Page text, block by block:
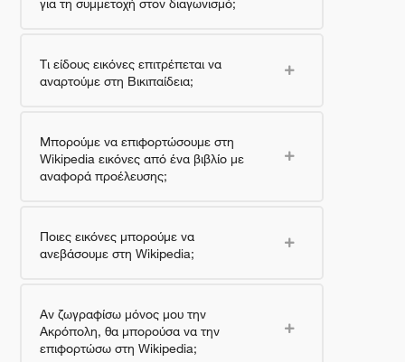
Τι είδους εικόνες επιτρέπεται να
αναρτούμε στη Βικιπαίδεια;
Μπορούμε να επιφορτώσουμε στη
Wikipedia εικόνες από ένα βιβλίο με
αναφορά προέλευσης;
Ποιες εικόνες μπορούμε να
ανεβάσουμε στη Wikipedia;
Αν ζωγραφίσω μόνος μου την
Ακρόπολη, θα μπορούσα να την
επιφορτώσω στη Wikipedia;